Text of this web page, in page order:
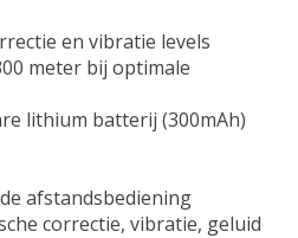
en vibratie levels
meter bij optimale
lithium batterij (300mAh)
afstandsbediening
correctie, vibratie, geluid